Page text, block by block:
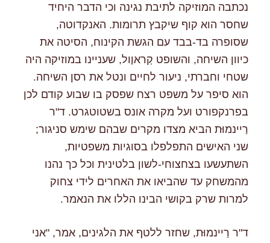
נכתבה המוזיקה לתיבת נגינה וכי הדבר היחיד
שחסר הוא קוף שיקבץ תרומות. האנקדוטה,
שסופרה בד-בבד עם הגשת הקינוח, הסיטה את
כיוון השיחה, והשופט קְראוֶול, שעניינו במוזיקה היה
שטחי וחברתי, ניעור לחיים ונטל את רסן השיחה.
הוא סיפר על משפט רצח שפסק בו שבוע קודם לכן
בפרנקפורט ועל מקרה אונס בשטוטגרט. ד"ר
רַיינמוּּת הביא מצדו מקרים שבהם שימש סניגור;
שני האישים התפלפלו בסוגיות משפטיות,
השתעשעו בצחצוחי-לשון בלטינית וכל כך נהנו
מהמשחק עד שהביאו את האחרים לידי צחוק
למרות שרק בקושי הבינו הללו את הנאמר.
ד"ר רַיינמוּּת, שחזר ללטף את הלגינים, אמר, "אני